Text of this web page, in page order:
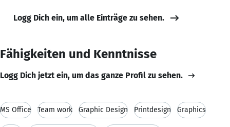
Logg Dich ein, um alle Einträge zu sehen.
Fähigkeiten und Kenntnisse
Logg Dich jetzt ein, um das ganze Profil zu sehen.
MS Office Team work Graphic Design Printdesign Graphics